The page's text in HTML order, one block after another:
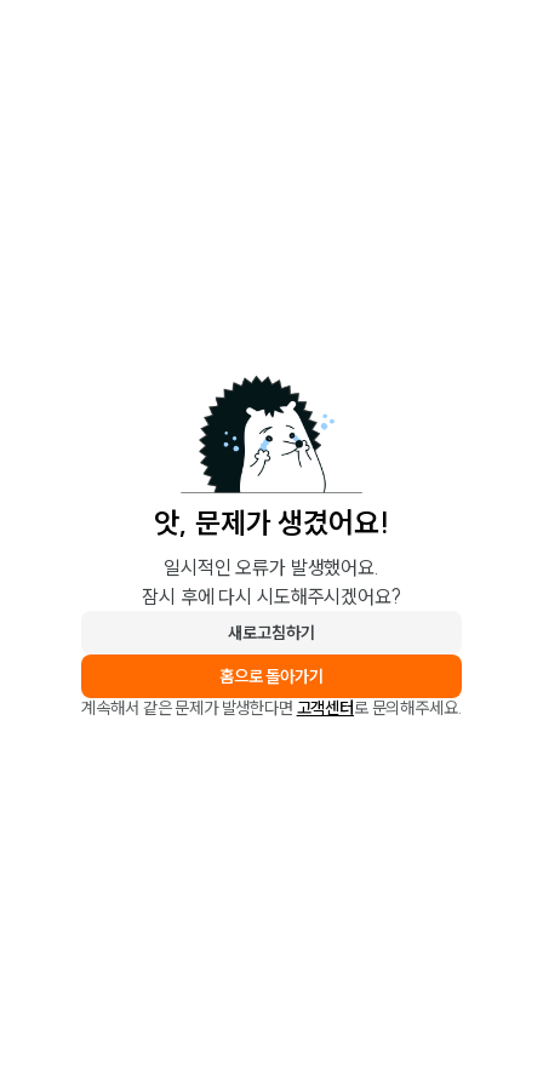
앗, 문제가 생겼어요!
일시적인 오류가 발생했어요.
잠시 후에 다시 시도해주시겠어요?
새로고침하기
홈으로 돌아가기
계속해서 같은 문제가 발생한다면 고객센터로 문의해주세요.